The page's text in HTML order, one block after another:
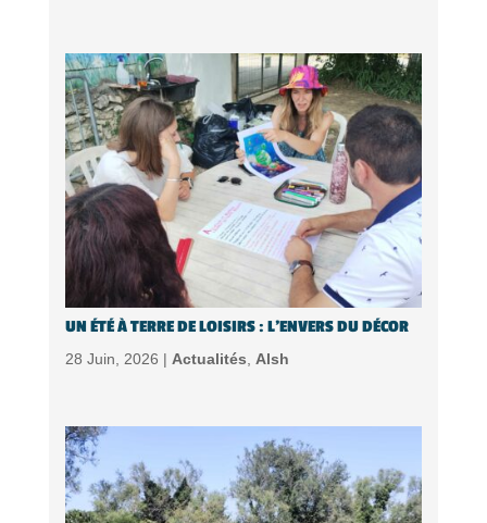
UN ÉTÉ À TERRE DE LOISIRS : L’ENVERS DU DÉCOR
28 Juin, 2026 | Actualités Alsh